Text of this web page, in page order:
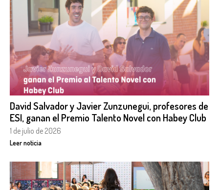
David Salvador y Javier Zunzunegui, profesores de
ESI, ganan el Premio Talento Novel con Habey Club
1 de julio de 2026
Leer noticia